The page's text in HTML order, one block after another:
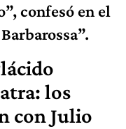
confesó en el
los
con Julio